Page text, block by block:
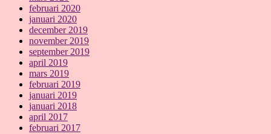
februari 2020
januari 2020
december 2019
november 2019
september 2019
april 2019
mars 2019
februari 2019
januari 2019
januari 2018
april 2017
februari 2017